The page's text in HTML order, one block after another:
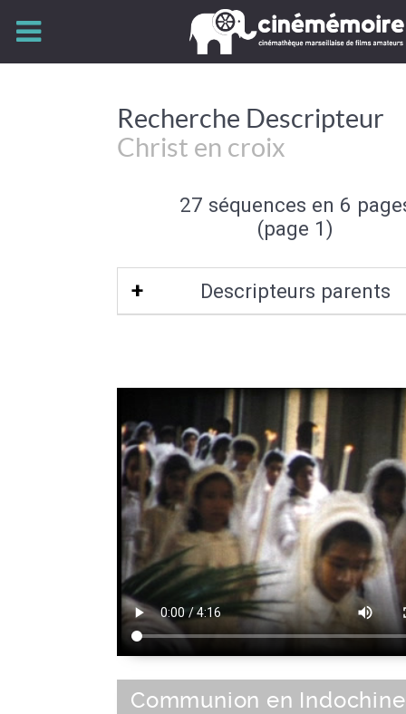
Recherche Descripteur
Christ en croix
27 séquences en 6
(page 1)
Descripteurs parents
Communion en Indochine